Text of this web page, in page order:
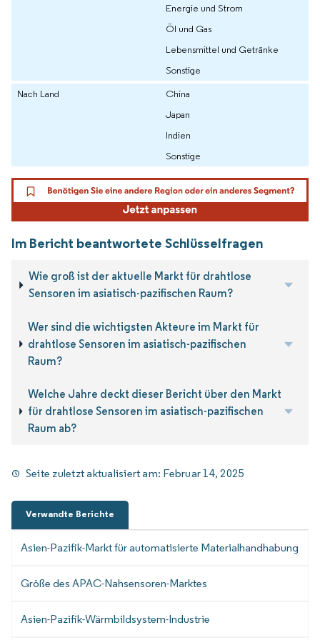
Energie und Strom
Öl und Gas
Lebensmittel und Getränke
Sonstige
Nach Land
China
Japan
Indien
Sonstige
Im Bericht beantwortete Schlüsselfragen
Wie groß ist der aktuelle Markt für drahtlose
Sensoren im asiatisch-pazifischen Raum?
Wer sind die wichtigsten Akteure im Markt für
drahtlose Sensoren im asiatisch-pazifischen
Raum?
Welche Jahre deckt dieser Bericht über den Markt
für drahtlose Sensoren im asiatisch-pazifischen
Raum ab?
Seite zuletzt aktualisiert am: Februar 14, 2025
Verwandte Berichte
Asien-Pazifik-Markt für automatisierte Materialhandhabung
Größe des APAC-Nahsensoren-Marktes
Asien-Pazifik-Wärmbildsystem-Industrie